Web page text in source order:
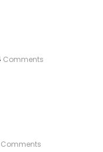
Comments
Comments